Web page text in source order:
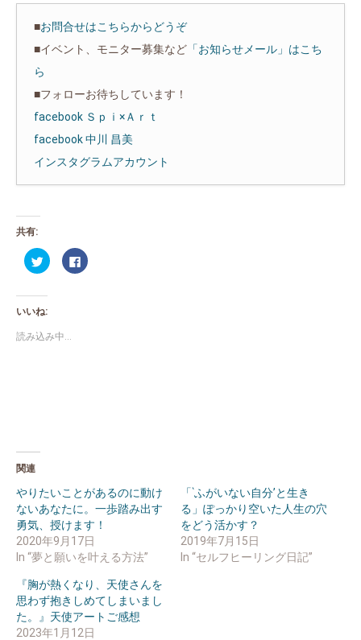
■お問合せはこちらからどうぞ
■イベント、モニター募集など 「お知らせメール」はこち
ら
■フォローお待ちしています！
facebook Ｓｐｉ×Ａｒｔ
facebook 中川 昌美
インスタグラムアカウント
共有:
ク
リ
し
て
Twitter
共
有
Facebook
で
ド
ウ
で
開
き
ま
す)
いいね:
読み込み中...
関連
やりたいことがあるのに動け
ないあなたに。一歩踏み出す
勇気、授けます！
2020年9月17日
In “夢と願いを叶える方法”
「‵ふがいない自分’と生き
る」ぽっかり空いた人生の穴
をどう活かす？
2019年7月15日
In “セルフヒーリング日記”
『胸が熱くなり、天使さんを
思わず抱きしめてしまいまし
た。』天使アートご感想
2023年1月12日